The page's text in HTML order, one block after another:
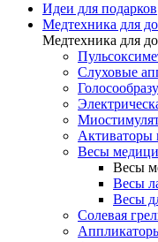
Идеи для подарков
Медтехника для
Медтехника для
Слуховые
Активаторы
Весы
Весы
Весы
Весы
Солевая